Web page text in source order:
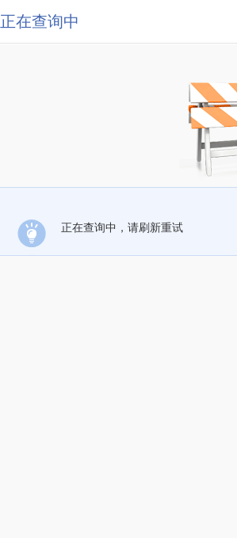
正在查询中
正在查询中，请刷新重试